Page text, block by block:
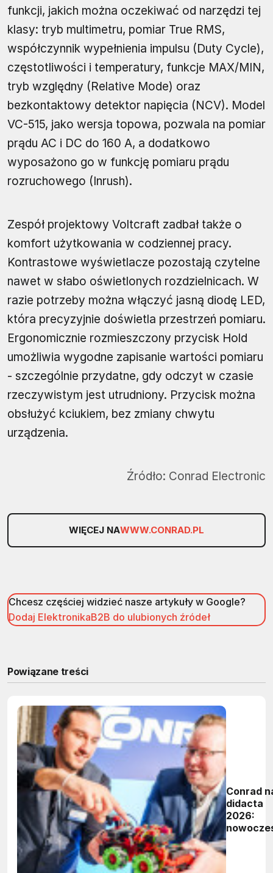
funkcji, jakich można oczekiwać od narzędzi tej
klasy: tryb multimetru, pomiar True RMS,
współczynnik wypełnienia impulsu (Duty Cycle),
częstotliwości i temperatury, funkcje MAX/MIN,
tryb względny (Relative Mode) oraz
bezkontaktowy detektor napięcia (NCV). Model
VC-515, jako wersja topowa, pozwala na pomiar
prądu AC i DC do 160 A, a dodatkowo
wyposażono go w funkcję pomiaru prądu
rozruchowego (Inrush).
Zespół projektowy Voltcraft zadbał także o
komfort użytkowania w codziennej pracy.
Kontrastowe wyświetlacze pozostają czytelne
nawet w słabo oświetlonych rozdzielnicach. W
razie potrzeby można włączyć jasną diodę LED,
która precyzyjnie doświetla przestrzeń pomiaru.
Ergonomicznie rozmieszczony przycisk Hold
umożliwia wygodne zapisanie wartości pomiaru
- szczególnie przydatne, gdy odczyt w czasie
rzeczywistym jest utrudniony. Przycisk można
obsłużyć kciukiem, bez zmiany chwytu
urządzenia.
Źródło: Conrad Electronic
WIĘCEJ NAWWW.CONRAD.PL
Chcesz częściej widzieć nasze artykuły w Google?
Dodaj ElektronikaB2B do ulubionych źródeł
Powiązane treści
Conrad
didacta
2026: